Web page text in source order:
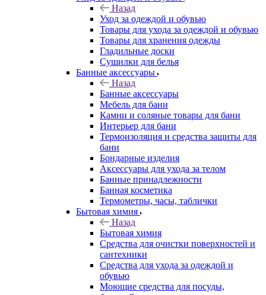
Назад
Уход за одеждой и обувью
Товары для ухода за одеждой и обувью
Товары для хранения одежды
Гладильные доски
Сушилки для белья
Банные аксессуары
Назад
Банные аксессуары
Мебель для бани
Камни и соляные товары для бани
Интерьер для бани
Термоизоляция и средства защиты для
бани
Бондарные изделия
Аксеcсуары для ухода за телом
Банные принадлежности
Банная косметика
Термометры, часы, таблички
Бытовая химия
Назад
Бытовая химия
Средства для очистки поверхностей и
сантехники
Средства для ухода за одеждой и
обувью
Моющие средства для посуды,